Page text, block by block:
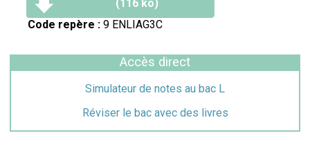
(116 ko)
Code repère : 9 ENLIAG3C
Accès direct
Simulateur de notes au bac L
Réviser le bac avec des livres